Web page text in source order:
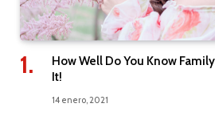
How Well Do You Know
It!
14 enero, 2021